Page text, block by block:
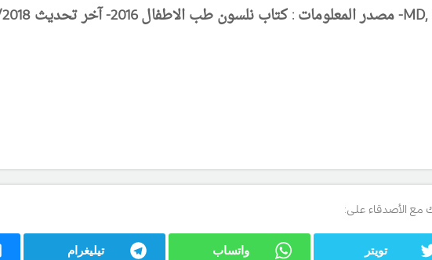
مع الأصدقاء على:
تويتر واتساب تيليغرام